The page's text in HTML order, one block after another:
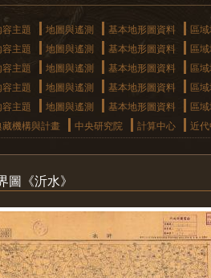
容主題 地圖與遙測 基本地形圖資料
區
容主題 地圖與遙測 基本地形圖資料
區
容主題 地圖與遙測 基本地形圖資料
區
容主題 地圖與遙測 基本地形圖資料
區
容主題 地圖與遙測 基本地形圖資料
區
藏機構與計畫 中央研究院 計算中心 近
圖《沂水》